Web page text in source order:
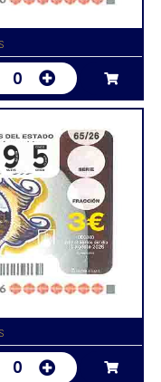
0
0